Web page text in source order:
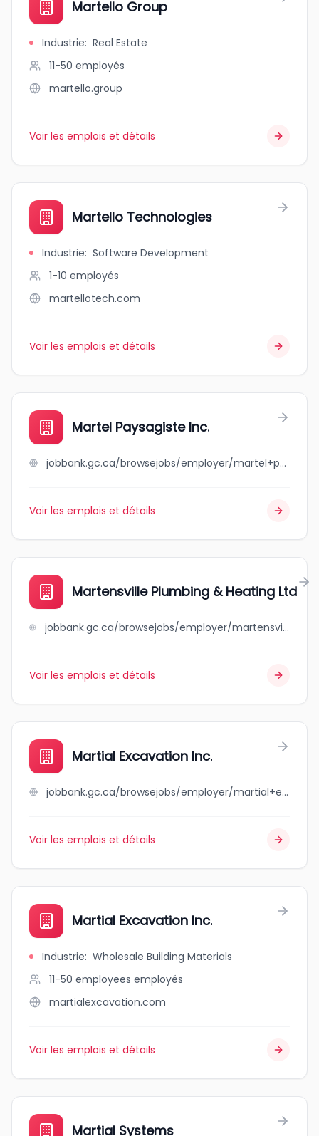
Martello Group
Industrie: Real Estate
11-50 employés
martello.group
Voir les emplois et détails
Martello Technologies
Industrie: Software Development
1-10 employés
martellotech.com
Voir les emplois et détails
Martel Paysagiste Inc.
jobbank.gc.ca/browsejobs/employer/martel+paysagiste+inc./ca
Voir les emplois et détails
Martensville Plumbing & Heating Ltd
jobbank.gc.ca/browsejobs/employer/martensville+plumbing+%26+heating+ltd/ca
Voir les emplois et détails
Martial Excavation Inc.
jobbank.gc.ca/browsejobs/employer/martial+excavation+inc./ca
Voir les emplois et détails
Martial Excavation Inc.
Industrie: Wholesale Building Materials
11-50 employees employés
martialexcavation.com
Voir les emplois et détails
Martial Systems